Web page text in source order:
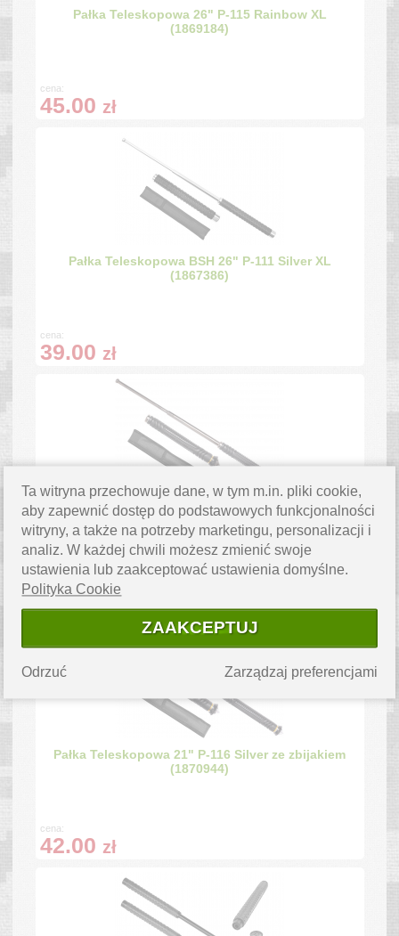
Pałka Teleskopowa 26" P-115 Rainbow XL
(1869184)
cena:
45.00 zł
Pałka Teleskopowa BSH 26" P-111 Silver XL
(1867386)
cena:
39.00 zł
Pałka Teleskopowa 21" P-117 Titanium Black ze
zbijakiem (1870945)
cena:
45.00zł
Pałka Teleskopowa 21" P-116 Silver ze zbijakiem
(1870944)
cena:
42.00 zł
Ta witryna przechowuje dane, w tym m.in. pliki cookie,
aby zapewnić dostęp do podstawowych funkcjonalności
witryny, a także na potrzeby marketingu, personalizacji i
analiz. W każdej chwili możesz zmienić swoje
ustawienia lub zaakceptować ustawienia domyślne.
Polityka Cookie
ZAAKCEPTUJ
Zarządzaj preferencjami
Odrzuć